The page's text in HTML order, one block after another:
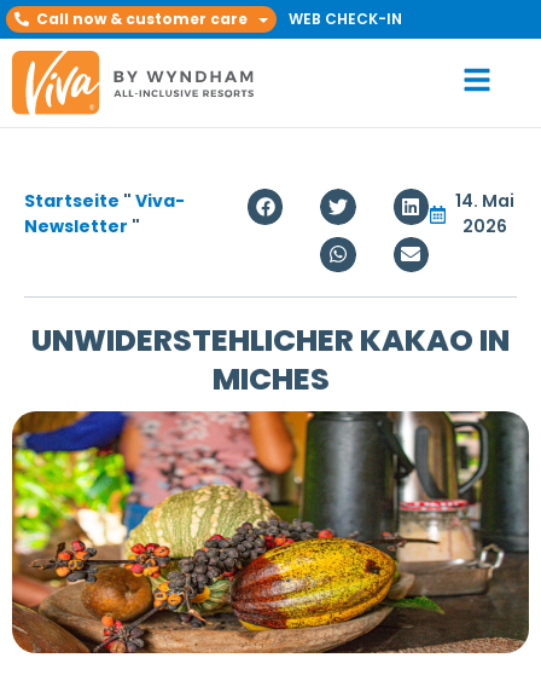
Call now & customer care WEB CHECK-IN
Startseite " Viva-
Newsletter "
14. Mai
2026
UNWIDERSTEHLICHER KAKAO IN
MICHES